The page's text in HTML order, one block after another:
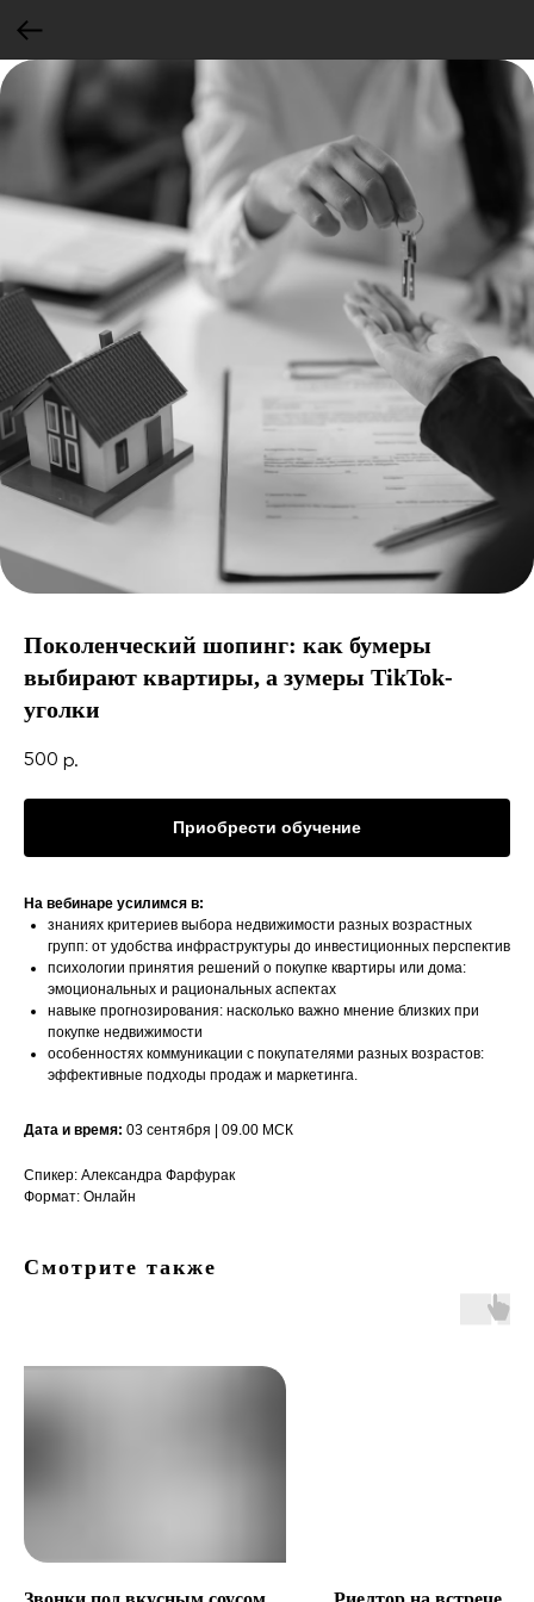
Поколенческий шопинг: как бумеры
выбирают квартиры, а зумеры TikTok-
уголки
500 р.
Приобрести обучение
На вебинаре усилимся в:
знаниях критериев выбора недвижимости разных возрастных
групп: от удобства инфраструктуры до инвестиционных перспектив
психологии принятия решений о покупке квартиры или дома:
эмоциональных и рациональных аспектах
навыке прогнозирования: насколько важно мнение близких при
покупке недвижимости
особенностях коммуникации с покупателями разных возрастов:
эффективные подходы продаж и маркетинга.
Дата и время: 03 сентября | 09.00 МСК
Спикер: Александра Фарфурак
Формат: Онлайн
Смотрите также